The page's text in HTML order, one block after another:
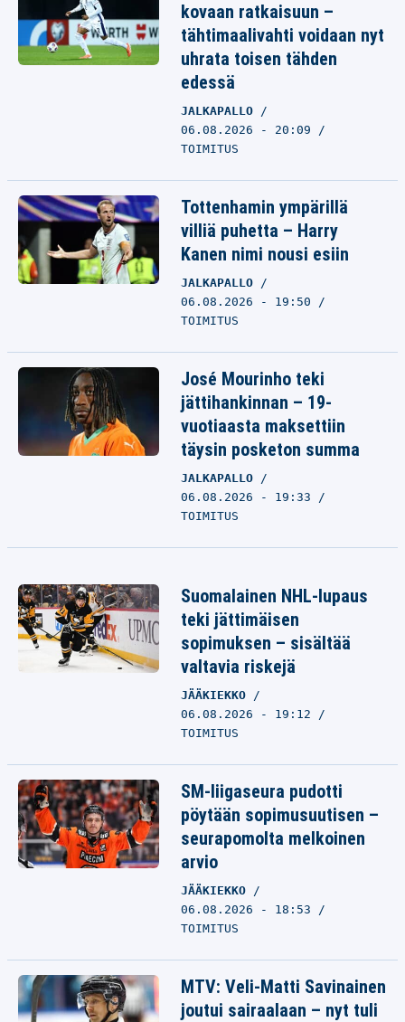
kovaan ratkaisuun –
tähtimaalivahti voidaan nyt
uhrata toisen tähden
edessä
JALKAPALLO
06.08.2026 - 20:09
TOIMITUS
Tottenhamin ympärillä
villiä puhetta – Harry
Kanen nimi nousi esiin
JALKAPALLO
06.08.2026 - 19:50
TOIMITUS
José Mourinho teki
jättihankinnan – 19-
vuotiaasta maksettiin
täysin posketon summa
JALKAPALLO
06.08.2026 - 19:33
TOIMITUS
Suomalainen NHL-lupaus
teki jättimäisen
sopimuksen – sisältää
valtavia riskejä
JÄÄKIEKKO
06.08.2026 - 19:12
TOIMITUS
SM-liigaseura pudotti
pöytään sopimusuutisen –
seurapomolta melkoinen
arvio
JÄÄKIEKKO
06.08.2026 - 18:53
TOIMITUS
MTV: Veli-Matti Savinainen
joutui sairaalaan – nyt tuli